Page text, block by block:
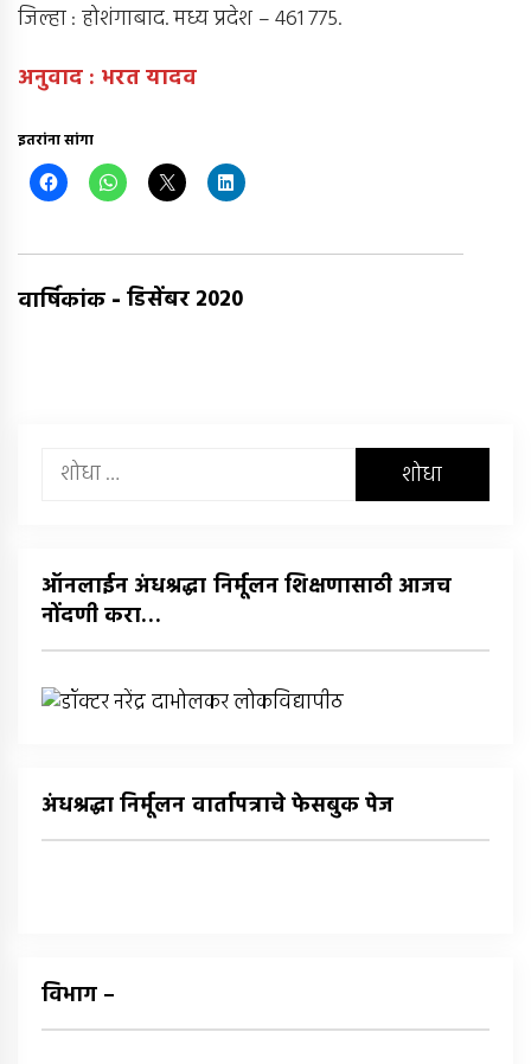
जिल्हा : होशंगाबाद. मध्य प्रदेश – 461 775.
अनुवाद : भरत यादव
इतरांना सांगा
वार्षिकांक - डिसेंबर 2020
यांचा
ऑनलाईन अंधश्रद्धा निर्मूलन शिक्षणासाठी आजच
नोंदणी करा…
अंधश्रद्धा निर्मूलन वार्तापत्राचे फेसबुक पेज
विभाग –